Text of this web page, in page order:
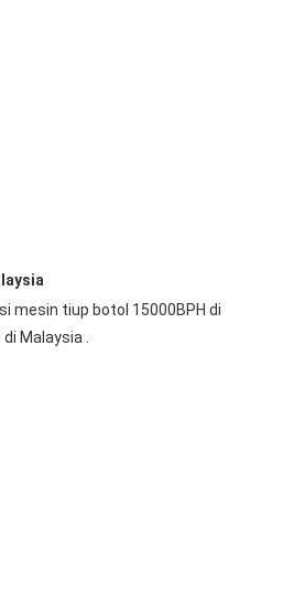
mesin tiup botol 15000BPH di
di Malaysia